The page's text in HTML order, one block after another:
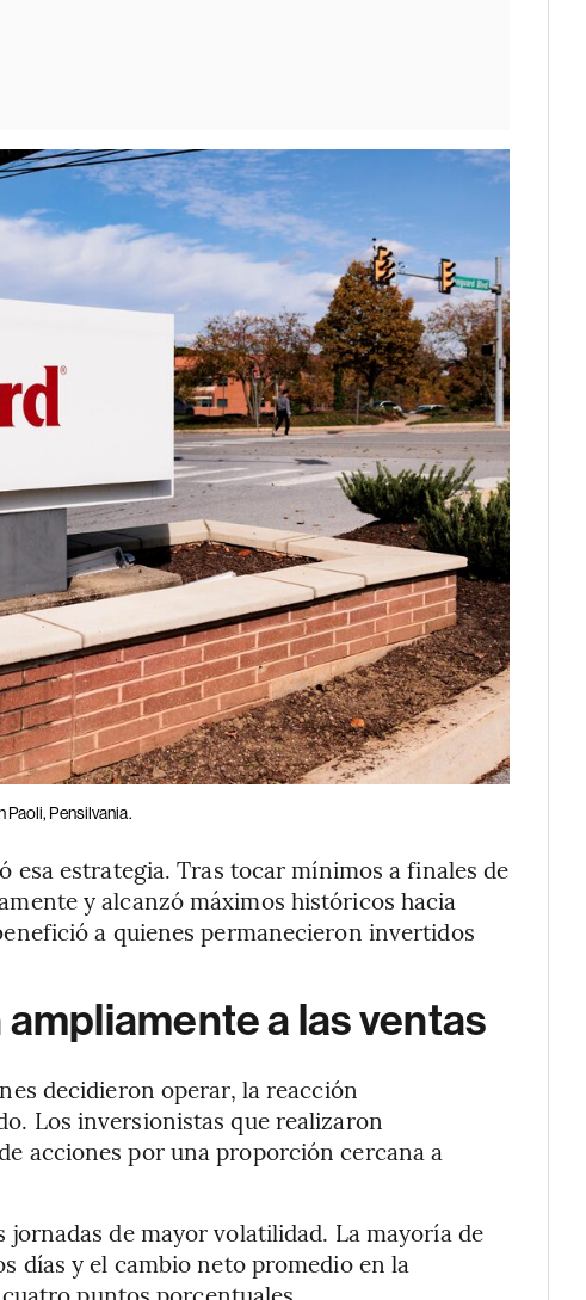
Paoli, Pensilvania.
estrategia. Tras tocar mínimos a finales de
y alcanzó máximos históricos hacia
a quienes permanecieron invertidos
a las ventas
decidieron operar, la reacción
Los inversionistas que realizaron
acciones por una proporción cercana a
de mayor volatilidad. La mayoría de
días y el cambio neto promedio en la
puntos porcentuales.